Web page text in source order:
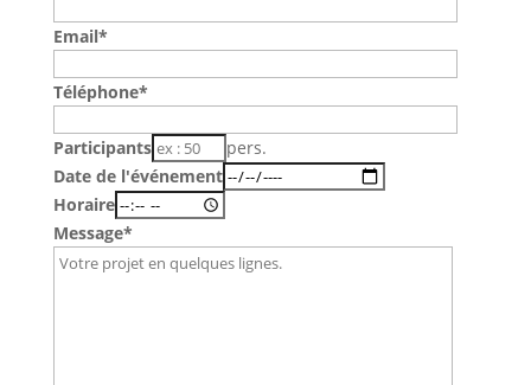
Email*
Téléphone*
Participants
pers.
Date de l'événement
Horaire
Message*